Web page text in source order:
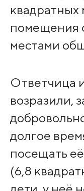
помещения
местами
Ответчица
возразили,
долгое
посещать
(6,8